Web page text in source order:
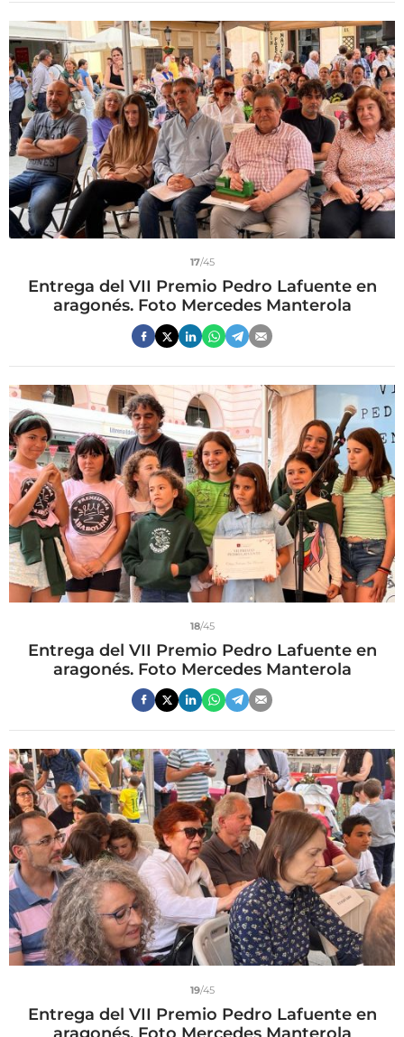
17/45
Entrega del VII Premio Pedro Lafuente en
aragonés. Foto Mercedes Manterola
18/45
Entrega del VII Premio Pedro Lafuente en
aragonés. Foto Mercedes Manterola
19/45
Entrega del VII Premio Pedro Lafuente en
aragonés. Foto Mercedes Manterola